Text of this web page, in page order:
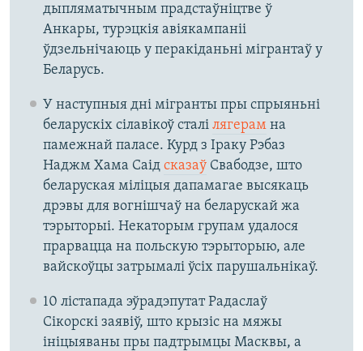
дыпляматычным прадстаўніцтве ў
Анкары, турэцкія авіякампаніі
ўдзельнічаюць у перакіданьні мігрантаў у
Беларусь.
У наступныя дні мігранты пры спрыяньні
беларускіх сілавікоў сталі лягерамна
памежнай паласе. Курд з Іраку Рэбаз
Наджм Хама Саід сказаўСвабодзе, што
беларуская міліцыя дапамагае высякаць
дрэвы для вогнішчаў на беларускай жа
тэрыторыі. Некаторым групам удалося
прарвацца на польскую тэрыторыю, але
вайскоўцы затрымалі ўсіх парушальнікаў.
10 лістапада эўрадэпутат Радаслаў
Сікорскі заявіў, што крызіс на мяжы
ініцыяваны пры падтрымцы Масквы, а